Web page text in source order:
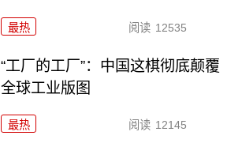
最热 阅读 12535
“工厂的工厂”：中国这棋彻底颠覆
全球工业版图
最热 阅读 12145